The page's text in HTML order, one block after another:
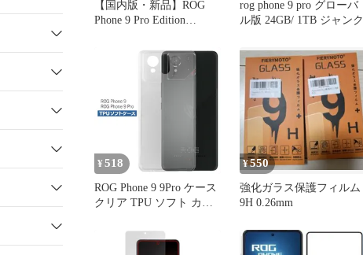
【国内版・新品】ROG
Phone 9 Pro Edition
rog phone 9 pro グローバ
ル版 24GB/ 1TB ジャンク
¥ 518
ROG Phone 9 9Pro ケース
クリア TPU ソフト カバ
フリー シンプル ケース
スマホ 衝撃吸収 透明 ク
¥550
強化ガラス保護フィルム
9H 0.26mm